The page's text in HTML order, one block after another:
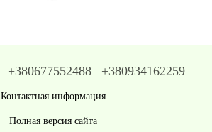
+380677552488 +380934162259
Контактная информация
Полная версия сайта